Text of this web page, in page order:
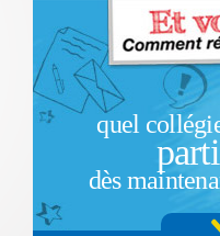
quel
dès